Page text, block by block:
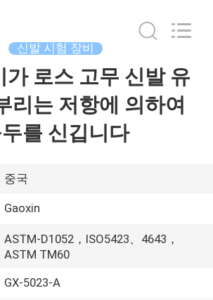
신발 시험 장비
가 로스 고무 신발 유
리는 저항에 의하여
를 신깁니다
중국
Gaoxin
ASTM-D1052，ISO5423、4643，
ASTM TM60
GX-5023-A